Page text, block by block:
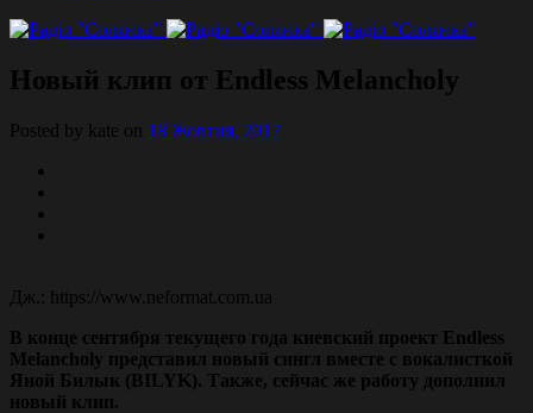
Новый клип от Endless Melancholy
Posted by kate on 18 Жовтня, 2017
Дж.: https://www.neformat.com.ua
В конце сентября текущего года киевский проект Endless
Melancholy представил новый сингл вместе с вокалисткой
Яной Билык (BILYK). Также, сейчас же работу дополнил
новый клип.